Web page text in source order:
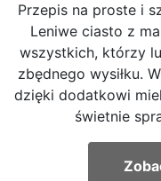
Przepis na proste i
Leniwe ciasto z
wszystkich, którzy
zbędnego wysiłku.
dzięki dodatkowi
świetnie